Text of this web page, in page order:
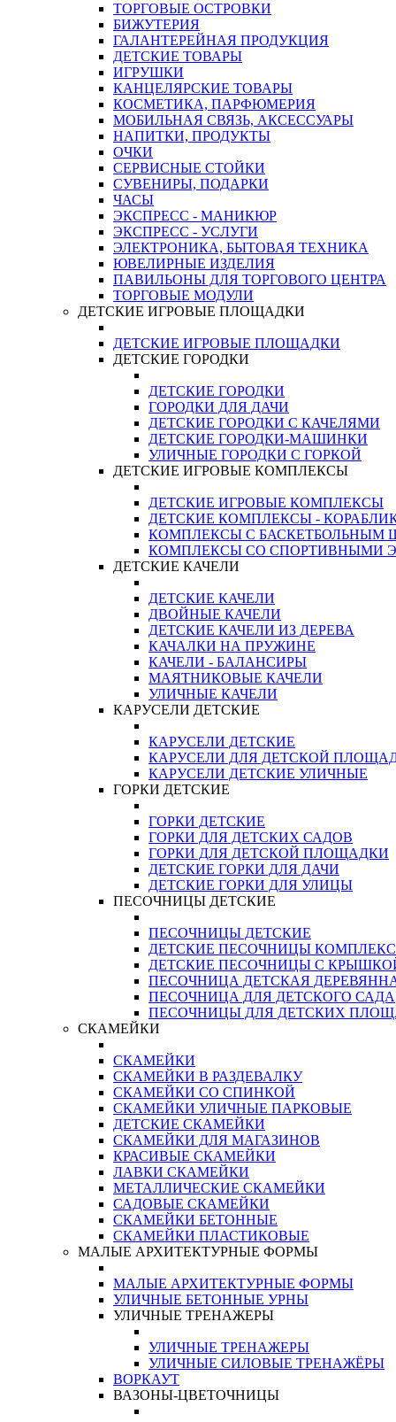
ТОРГОВЫЕ ОСТРОВКИ
БИЖУТЕРИЯ
ГАЛАНТЕРЕЙНАЯ ПРОДУКЦИЯ
ДЕТСКИЕ ТОВАРЫ
ИГРУШКИ
КАНЦЕЛЯРСКИЕ ТОВАРЫ
КОСМЕТИКА, ПАРФЮМЕРИЯ
МОБИЛЬНАЯ СВЯЗЬ, АКСЕССУАРЫ
НАПИТКИ, ПРОДУКТЫ
ОЧКИ
СЕРВИСНЫЕ СТОЙКИ
СУВЕНИРЫ, ПОДАРКИ
ЧАСЫ
ЭКСПРЕСС - МАНИКЮР
ЭКСПРЕСС - УСЛУГИ
ЭЛЕКТРОНИКА, БЫТОВАЯ ТЕХНИКА
ЮВЕЛИРНЫЕ ИЗДЕЛИЯ
ПАВИЛЬОНЫ ДЛЯ ТОРГОВОГО ЦЕНТРА
ТОРГОВЫЕ МОДУЛИ
ДЕТСКИЕ ИГРОВЫЕ ПЛОЩАДКИ
ДЕТСКИЕ ИГРОВЫЕ ПЛОЩАДКИ
ДЕТСКИЕ ГОРОДКИ
ДЕТСКИЕ ГОРОДКИ
ГОРОДКИ ДЛЯ ДАЧИ
ДЕТСКИЕ ГОРОДКИ С КАЧЕЛЯМИ
ДЕТСКИЕ ГОРОДКИ-МАШИНКИ
УЛИЧНЫЕ ГОРОДКИ С ГОРКОЙ
ДЕТСКИЕ ИГРОВЫЕ КОМПЛЕКСЫ
ДЕТСКИЕ ИГРОВЫЕ КОМПЛЕКСЫ
ДЕТСКИЕ КОМПЛЕКСЫ -
КОМПЛЕКСЫ С БАСКЕТБОЛЬНЫМ
КОМПЛЕКСЫ СО СПОРТИВНЫМИ
ДЕТСКИЕ КАЧЕЛИ
ДЕТСКИЕ КАЧЕЛИ
ДВОЙНЫЕ КАЧЕЛИ
ДЕТСКИЕ КАЧЕЛИ ИЗ ДЕРЕВА
КАЧАЛКИ НА ПРУЖИНЕ
КАЧЕЛИ - БАЛАНСИРЫ
МАЯТНИКОВЫЕ КАЧЕЛИ
УЛИЧНЫЕ КАЧЕЛИ
КАРУСЕЛИ ДЕТСКИЕ
КАРУСЕЛИ ДЕТСКИЕ
КАРУСЕЛИ ДЛЯ ДЕТСКОЙ
КАРУСЕЛИ ДЕТСКИЕ УЛИЧНЫЕ
ГОРКИ ДЕТСКИЕ
ГОРКИ ДЕТСКИЕ
ГОРКИ ДЛЯ ДЕТСКИХ САДОВ
ГОРКИ ДЛЯ ДЕТСКОЙ ПЛОЩАДКИ
ДЕТСКИЕ ГОРКИ ДЛЯ ДАЧИ
ДЕТСКИЕ ГОРКИ ДЛЯ УЛИЦЫ
ПЕСОЧНИЦЫ ДЕТСКИЕ
ПЕСОЧНИЦЫ ДЕТСКИЕ
ДЕТСКИЕ ПЕСОЧНИЦЫ
ДЕТСКИЕ ПЕСОЧНИЦЫ С
ПЕСОЧНИЦА ДЕТСКАЯ
ПЕСОЧНИЦА ДЛЯ ДЕТСКОГО САДА
ПЕСОЧНИЦЫ ДЛЯ ДЕТСКИХ
СКАМЕЙКИ
СКАМЕЙКИ
СКАМЕЙКИ В РАЗДЕВАЛКУ
СКАМЕЙКИ СО СПИНКОЙ
СКАМЕЙКИ УЛИЧНЫЕ ПАРКОВЫЕ
ДЕТСКИЕ СКАМЕЙКИ
СКАМЕЙКИ ДЛЯ МАГАЗИНОВ
КРАСИВЫЕ СКАМЕЙКИ
ЛАВКИ СКАМЕЙКИ
МЕТАЛЛИЧЕСКИЕ СКАМЕЙКИ
САДОВЫЕ СКАМЕЙКИ
СКАМЕЙКИ БЕТОННЫЕ
СКАМЕЙКИ ПЛАСТИКОВЫЕ
МАЛЫЕ АРХИТЕКТУРНЫЕ ФОРМЫ
МАЛЫЕ АРХИТЕКТУРНЫЕ ФОРМЫ
УЛИЧНЫЕ БЕТОННЫЕ УРНЫ
УЛИЧНЫЕ ТРЕНАЖЕРЫ
УЛИЧНЫЕ ТРЕНАЖЕРЫ
УЛИЧНЫЕ СИЛОВЫЕ ТРЕНАЖЁРЫ
ВОРКАУТ
ВАЗОНЫ-ЦВЕТОЧНИЦЫ